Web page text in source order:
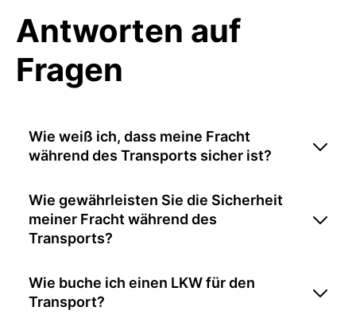
Antworten auf
Fragen
Wie weiß ich, dass meine Fracht
während des Transports sicher ist?
Wie gewährleisten Sie die Sicherheit
meiner Fracht während des
Transports?
Wie buche ich einen LKW für den
Transport?